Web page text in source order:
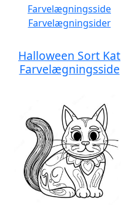
Halloween Sort Kat
Farvelægningsside